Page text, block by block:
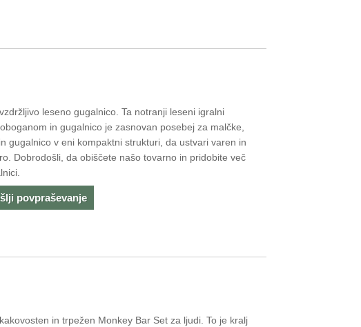
leseno gugalnico. Ta notranji leseni igralni
in gugalnico je zasnovan posebej za malčke,
gugalnico v eni kompaktni strukturi, da ustvari varen in
Dobrodošli, da obiščete našo tovarno in pridobite več
povpraševanje
in trpežen Monkey Bar Set za ljudi. To je kralj